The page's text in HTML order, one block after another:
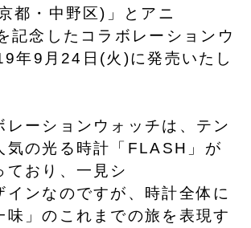
都・中野区)」とアニ
記念したコラボレーションウ
年9月24日(火)に発売いたし
レーションウォッチは、テン
気の光る時計「FLASH」が
ており、一見シ
インなのですが、時計全体に
味」のこれまでの旅を表現す